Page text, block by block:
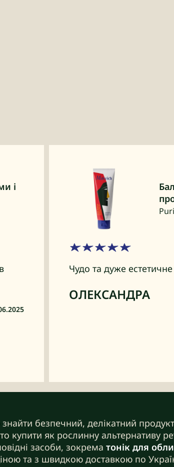
і
Чудо та дуже
ОЛЕКСАНДРА
безпечний, делікатний
купити як рослинну альтернативу
засоби, зокрема тонік для
та з швидкою доставкою по